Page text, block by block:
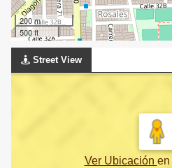
200 m
500 ft
Street View
Ver Ubicación en